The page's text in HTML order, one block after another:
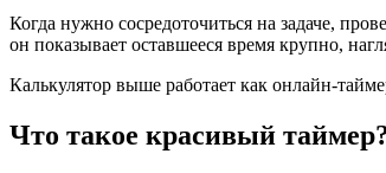
Когда нужно сосредоточиться на задаче,
он показывает оставшееся время крупно,
Калькулятор выше работает как онлайн-
Что такое красивый